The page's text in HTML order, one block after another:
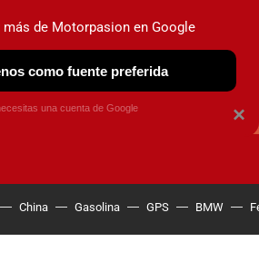
OFERTAS DE COCHES CONSEJOS
China Gasolina GPS BMW
×
más de Motorpasion en Google
como fuente preferida
una cuenta de Google